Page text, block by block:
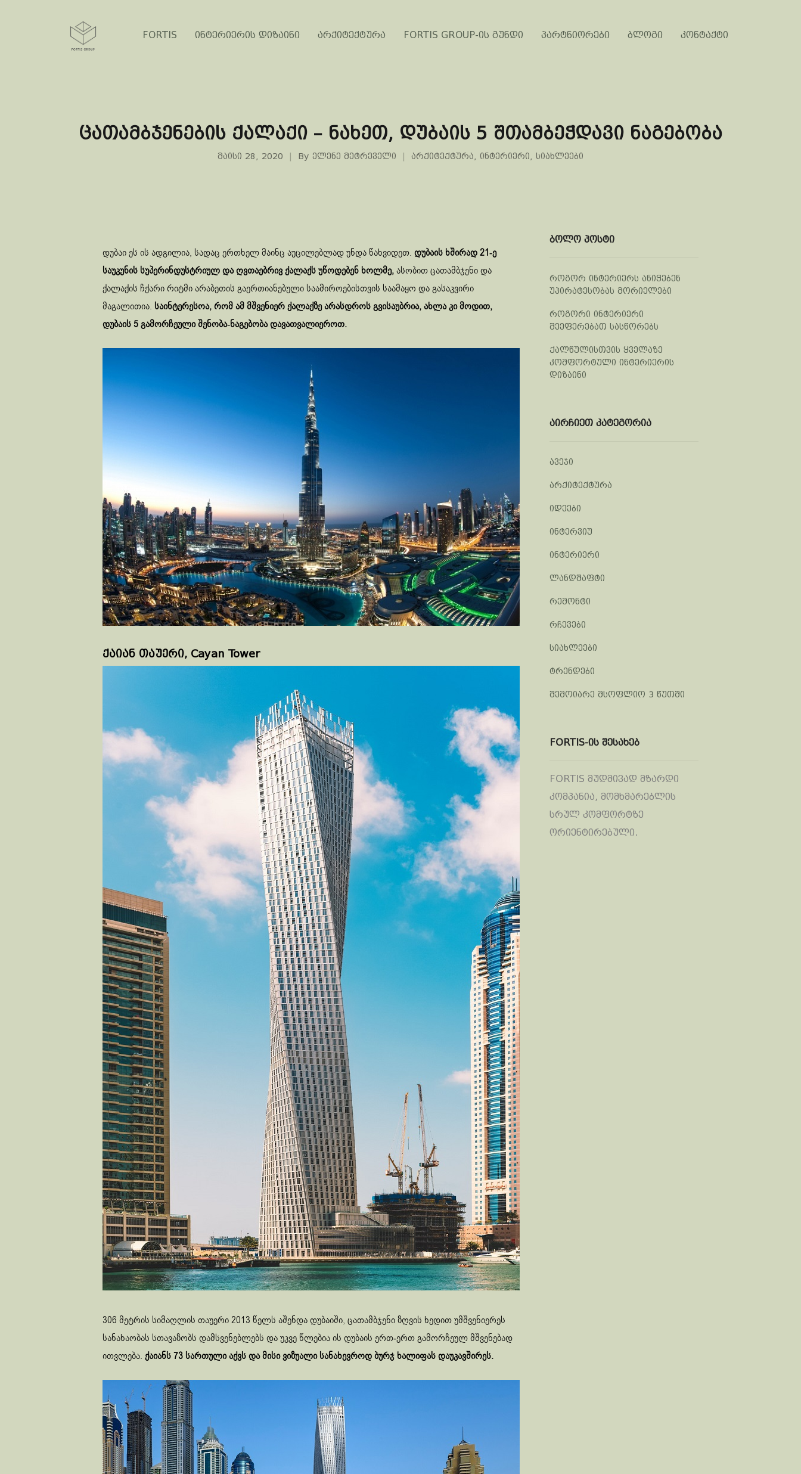
FORTIS ინტერიერის დიზაინი არქიტექტურა FORTIS GROUP-ის გუნდი პარტნიორები ბლოგი კონტაქტი
ცათამბჯენების ქალაქი – ნახეთ, დუბაის 5 შთამბეჭდავი ნაგებობა
მაისი 28, 2020 By ელენე მეტრეველი არქიტექტურა ინტერიერი სიახლეები
დუბაი ეს ის ადგილია, სადაც ერთხელ მაინც აუცილებლად უნდა წახვიდეთ. დუბაის ხშირად 21-ე
საუკუნის სუპერინდუსტრიულ და ღვთაებრივ ქალაქს უწოდებენ ხოლმე,ასობით ცათამბჯენი და
ქალაქის ჩქარი რიტმი არაბეთის გაერთიანებული საამიროებისთვის საამაყო და გასაკვირი
მაგალითია. საინტერესოა, რომ ამ მშვენიერ ქალაქზე არასდროს გვისაუბრია, ახლა კი მოდით,
დუბაის 5 გამორჩეული შენობა-ნაგებობა დავათვალიეროთ.
ქაიან თაუერი, Cayan Tower
306 მეტრის სიმაღლის თაუერი 2013 წელს აშენდა დუბაიში, ცათამბჯენი ზღვის ხედით უმშვენიერეს
სანახაობას სთავაზობს დამსვენებლებს და უკვე წლებია ის დუბაის ერთ-ერთ გამორჩეულ მშვენებად
ითვლება. ქაიანს 73 სართული აქვს და მისი ვიზუალი სანახევროდ ბურჯ ხალიფას დაუკავშირეს.
ბოლო პოსტი
როგორ ინტერიერს ანიჭებენ
უპირატესობას მორიელები
როგორი ინტერიერი
შეეფერებათ სასწორებს
ქალწულისთვის ყველაზე
კომფორტული ინტერიერის
დიზაინი
აირჩიეთ კატეგორია
ავეჯი
არქიტექტურა
იდეები
ინტერვიუ
ინტერიერი
ლანდშაფტი
რემონტი
რჩევები
სიახლეები
ტრენდები
შემოიარე მსოფლიო 3 წუთში
FORTIS-ის შესახებ
FORTIS მუდმივად მზარდი
კომპანია, მომხმარებლის
სრულ კომფორტზე
ორიენტირებული.